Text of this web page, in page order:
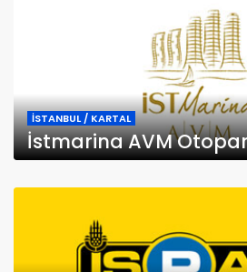
İSTANBUL / KARTAL
İstmarina AVM